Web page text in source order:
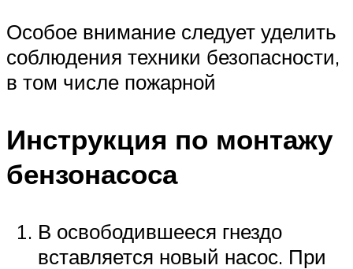
Особое внимание следует уделить
соблюдения техники безопасности,
в том числе пожарной
Инструкция по монтажу
бензонасоса
В освободившееся гнездо
вставляется новый насос. При